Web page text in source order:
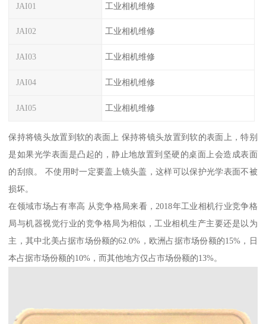
JAI01 工业相机维修
JAI02 工业相机维修
JAI03 工业相机维修
JAI04 工业相机维修
JAI05 工业相机维修
保持将镜头放置到软的表面上 保持将镜头放置到软的表面上，特别
是如果光学表面是凸起的，静止地放置到坚硬的桌面上会造成表面
的刮痕。 不使用时一定要盖上镜头盖，这样可以保护光学表面不被
损坏。
在领域市场占有率高 从竞争格局来看，2018年工业相机行业竞争格
局与机器视觉行业的竞争格局为相似，工业相机生产主要还是以为
主，其中北美占据市场份额的62.0%，欧洲占据市场份额的15%，日
本占据市场份额的10%，而其他地方仅占市场份额的13%。